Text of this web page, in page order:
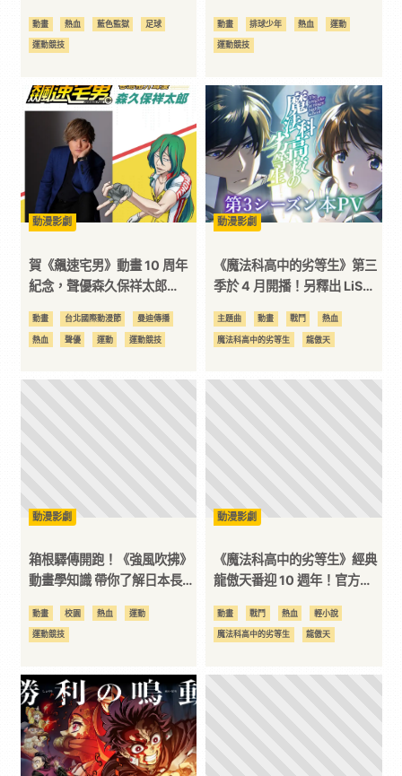
｜
3C
技
全
方
位
資
台
動畫 熱血 藍色監獄 足球
運動競技
動畫 排球少年 熱血 運動
運動競技
動漫影劇
賀《飆速宅男》動畫 10 周年
紀念，聲優森久保祥太郎
準時開賣！
動畫 台北國際動漫節 曼迪傳播
熱血 聲優 運動 運動競技
動漫影劇
《魔法科高中的劣等生》第三
季於 4 月開播！另釋出 LiSA
主題曲 動畫 戰鬥 熱血
魔法科高中的劣等生 龍傲天
動漫影劇
箱根驛傳開跑！《強風吹拂》
動畫學知識 帶你了解日本長跑
動畫 校園 熱血 運動
運動競技
動漫影劇
《魔法科高中的劣等生》經典
龍傲天番迎 10 週年！官方釋
動畫 戰鬥 熱血 輕小說
魔法科高中的劣等生 龍傲天